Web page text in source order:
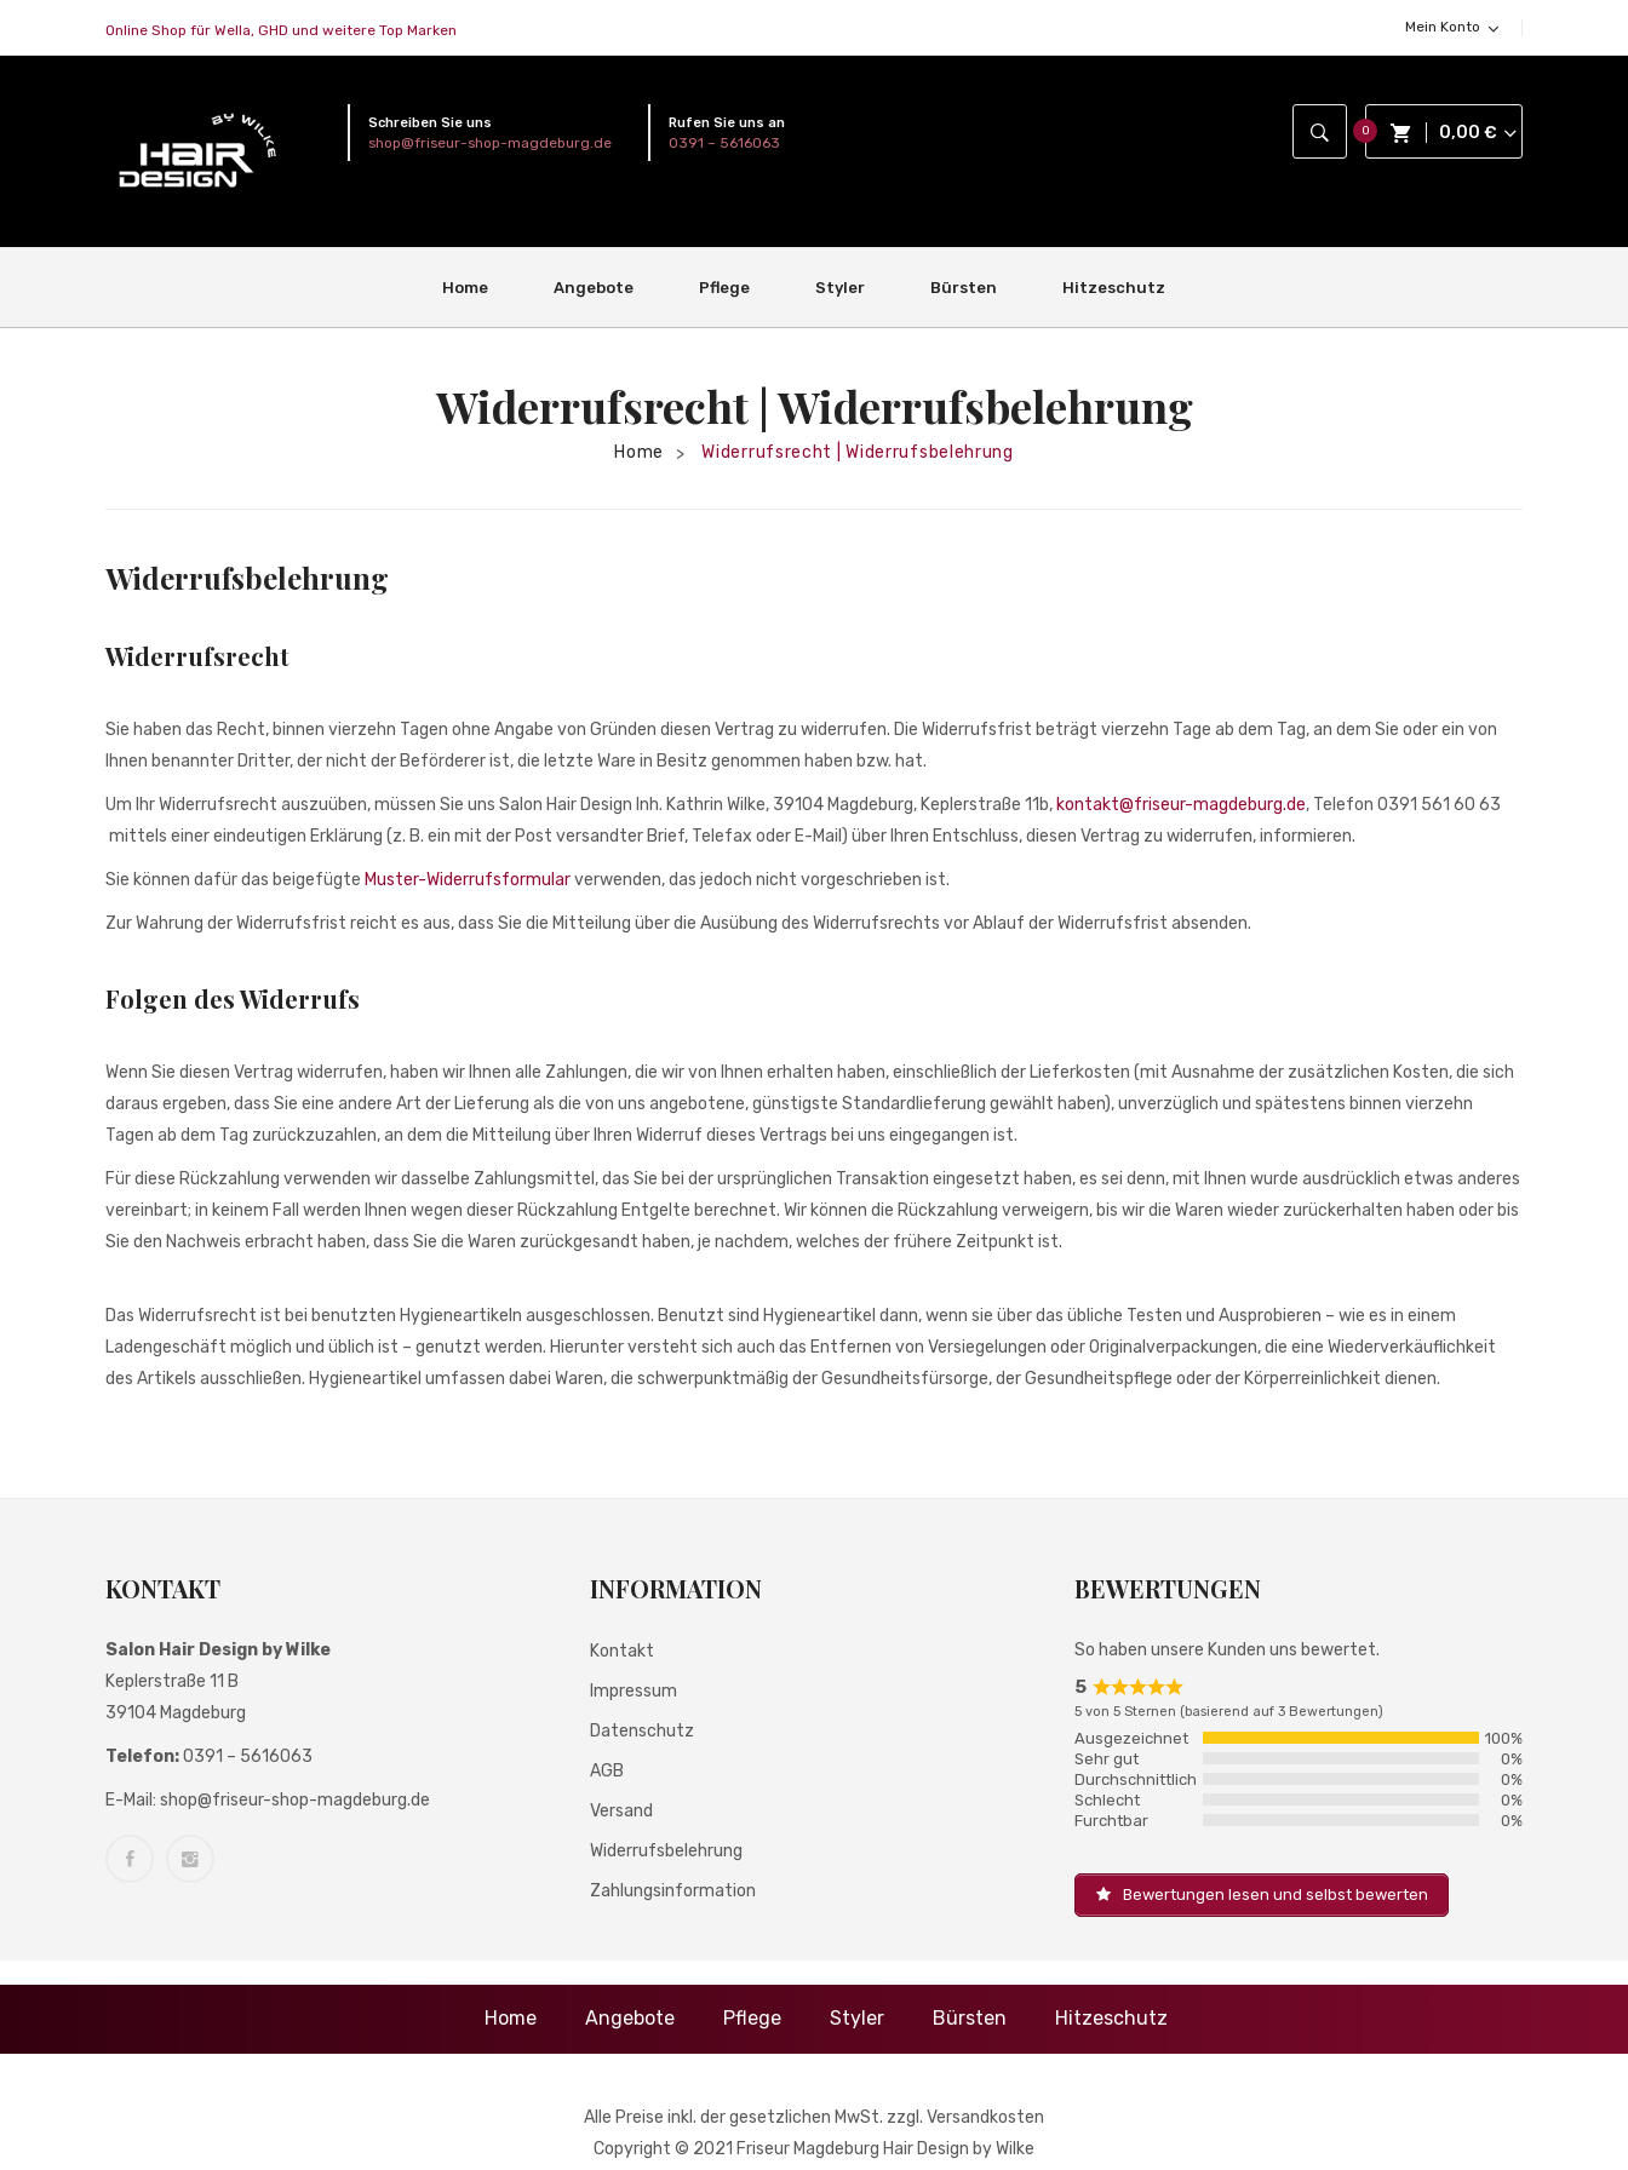
Online Shop für Wella, GHD und weitere Top Marken Mein Konto
Schreiben Sie uns
shop@friseur-shop-magdeburg.de
Rufen Sie uns an
0391 – 5616063
0 0,00 €
Home Angebote Pflege Styler Bürsten Hitzeschutz
Widerrufsrecht | Widerrufsbelehrung
Home > Widerrufsrecht | Widerrufsbelehrung
Widerrufsbelehrung
Widerrufsrecht
Sie haben das Recht, binnen vierzehn Tagen ohne Angabe von Gründen diesen Vertrag zu widerrufen. Die Widerrufsfrist beträgt vierzehn Tage ab dem Tag, an dem Sie oder ein von
Ihnen benannter Dritter, der nicht der Beförderer ist, die letzte Ware in Besitz genommen haben bzw. hat.
Um Ihr Widerrufsrecht auszuüben, müssen Sie uns Salon Hair Design Inh. Kathrin Wilke, 39104 Magdeburg, Keplerstraße 11b, kontakt@friseur-magdeburg.de, Telefon 0391 561 60 63
mittels einer eindeutigen Erklärung (z. B. ein mit der Post versandter Brief, Telefax oder E-Mail) über Ihren Entschluss, diesen Vertrag zu widerrufen, informieren.
Sie können dafür das beigefügte Muster-Widerrufsformularverwenden, das jedoch nicht vorgeschrieben ist.
Zur Wahrung der Widerrufsfrist reicht es aus, dass Sie die Mitteilung über die Ausübung des Widerrufsrechts vor Ablauf der Widerrufsfrist absenden.
Folgen des Widerrufs
Wenn Sie diesen Vertrag widerrufen, haben wir Ihnen alle Zahlungen, die wir von Ihnen erhalten haben, einschließlich der Lieferkosten (mit Ausnahme der zusätzlichen Kosten, die sich
daraus ergeben, dass Sie eine andere Art der Lieferung als die von uns angebotene, günstigste Standardlieferung gewählt haben), unverzüglich und spätestens binnen vierzehn
Tagen ab dem Tag zurückzuzahlen, an dem die Mitteilung über Ihren Widerruf dieses Vertrags bei uns eingegangen ist.
Für diese Rückzahlung verwenden wir dasselbe Zahlungsmittel, das Sie bei der ursprünglichen Transaktion eingesetzt haben, es sei denn, mit Ihnen wurde ausdrücklich etwas anderes
vereinbart; in keinem Fall werden Ihnen wegen dieser Rückzahlung Entgelte berechnet. Wir können die Rückzahlung verweigern, bis wir die Waren wieder zurückerhalten haben oder bis
Sie den Nachweis erbracht haben, dass Sie die Waren zurückgesandt haben, je nachdem, welches der frühere Zeitpunkt ist.
Das Widerrufsrecht ist bei benutzten Hygieneartikeln ausgeschlossen. Benutzt sind Hygieneartikel dann, wenn sie über das übliche Testen und Ausprobieren – wie es in einem
Ladengeschäft möglich und üblich ist – genutzt werden. Hierunter versteht sich auch das Entfernen von Versiegelungen oder Originalverpackungen, die eine Wiederverkäuflichkeit
des Artikels ausschließen. Hygieneartikel umfassen dabei Waren, die schwerpunktmäßig der Gesundheitsfürsorge, der Gesundheitspflege oder der Körperreinlichkeit dienen.
KONTAKT
Salon Hair Design by Wilke
Keplerstraße 11 B
39104 Magdeburg
Telefon:0391 – 5616063
E-Mail: shop@friseur-shop-magdeburg.de
INFORMATION
Kontakt
Impressum
Datenschutz
AGB
Versand
Widerrufsbelehrung
Zahlungsinformation
BEWERTUNGEN
So haben unsere Kunden uns bewertet.
5
Rated
5
out
of
5 von 5 Sternen (basierend auf 3 Bewertungen)
Ausgezeichnet
100%
Sehr gut
0%
Durchschnittlich
0%
Schlecht
0%
Furchtbar
0%
Bewertungen lesen und selbst bewerten
Home Angebote Pflege Styler Bürsten Hitzeschutz
Alle Preise inkl. der gesetzlichen MwSt. zzgl. Versandkosten
Copyright © 2021 Friseur Magdeburg Hair Design by Wilke